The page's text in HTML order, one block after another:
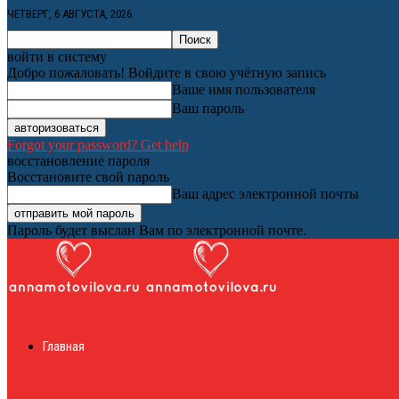
ЧЕТВЕРГ, 6 АВГУСТА, 2026
войти в систему
Добро пожаловать! Войдите в свою учётную запись
Ваше имя пользователя
Ваш пароль
Forgot your password? Get help
восстановление пароля
Восстановите свой пароль
Ваш адрес электронной почты
Пароль будет выслан Вам по электронной почте.
Главная